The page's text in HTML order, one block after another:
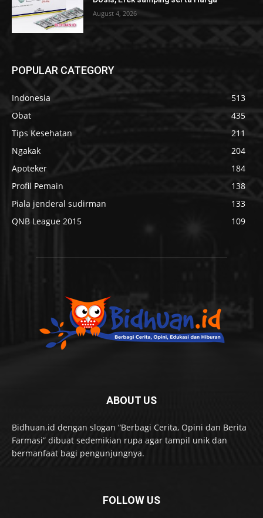
August 4, 2026
POPULAR CATEGORY
Indonesia
513
Obat
435
Tips Kesehatan
211
Ngakak
204
Apoteker
184
Profil Pemain
138
Piala jenderal sudirman
133
QNB League 2015
109
ABOUT US
Bidhuan.id dengan slogan “Berbagi Cerita, Opini dan Berita
Farmasi” dibuat sedemikian rupa agar tampil unik dan
bermanfaat bagi pengunjungnya.
FOLLOW US